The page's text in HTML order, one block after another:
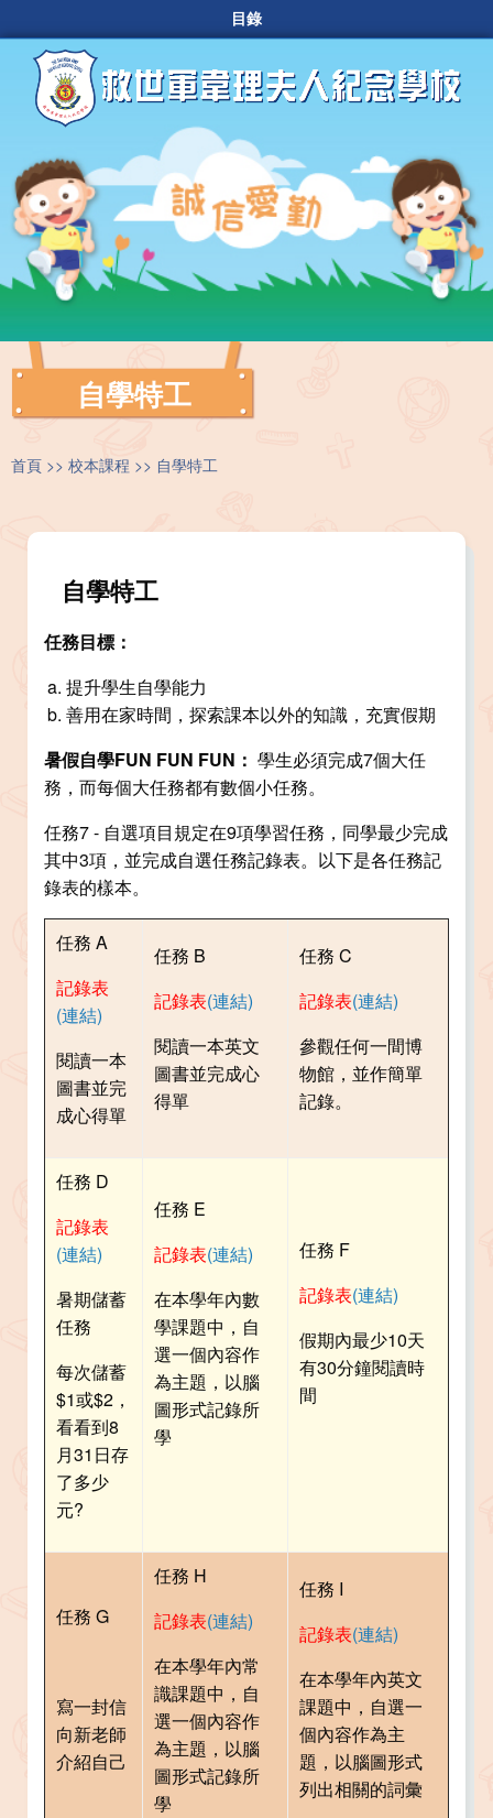
目錄
自學特工
首頁 校本課程 自學特工
自學特工
任務目標：
提升學生自學能力
善用在家時間，探索課本以外的知識，充實假期
暑假自學FUN FUN FUN ： 學生必須完成7個大任
務，而每個大任務都有數個小任務。
任務7 - 自選項目規定在9項學習任務，同學最少完成
其中3項，並完成自選任務記錄表。以下是各任務記
錄表的樣本。
任務 A
記錄表
(連結)
閱讀一本
圖書並完
成心得單
任務 B
記錄表(連結)
閱讀一本英文
圖書並完成心
得單
任務 C
記錄表(連結)
參觀任何一間博
物館，並作簡單
記錄。
任務 D
記錄表
(連結)
暑期儲蓄
任務
每次儲蓄
$1或$2，
看看到8
月31日存
了多少
元?
任務 E
記錄表(連結)
在本學年內數
學課題中，自
選一個內容作
為主題，以腦
圖形式記錄所
學
任務 F
記錄表(連結)
假期內最少10天
有30分鐘閱讀時
間
任務 G
寫一封信
向新老師
介紹自己
任務 H
記錄表(連結)
在本學年內常
識課題中，自
選一個內容作
為主題，以腦
圖形式記錄所
學
任務 I
記錄表(連結)
在本學年內英文
課題中，自選一
個內容作為主
題，以腦圖形式
列出相關的詞彙